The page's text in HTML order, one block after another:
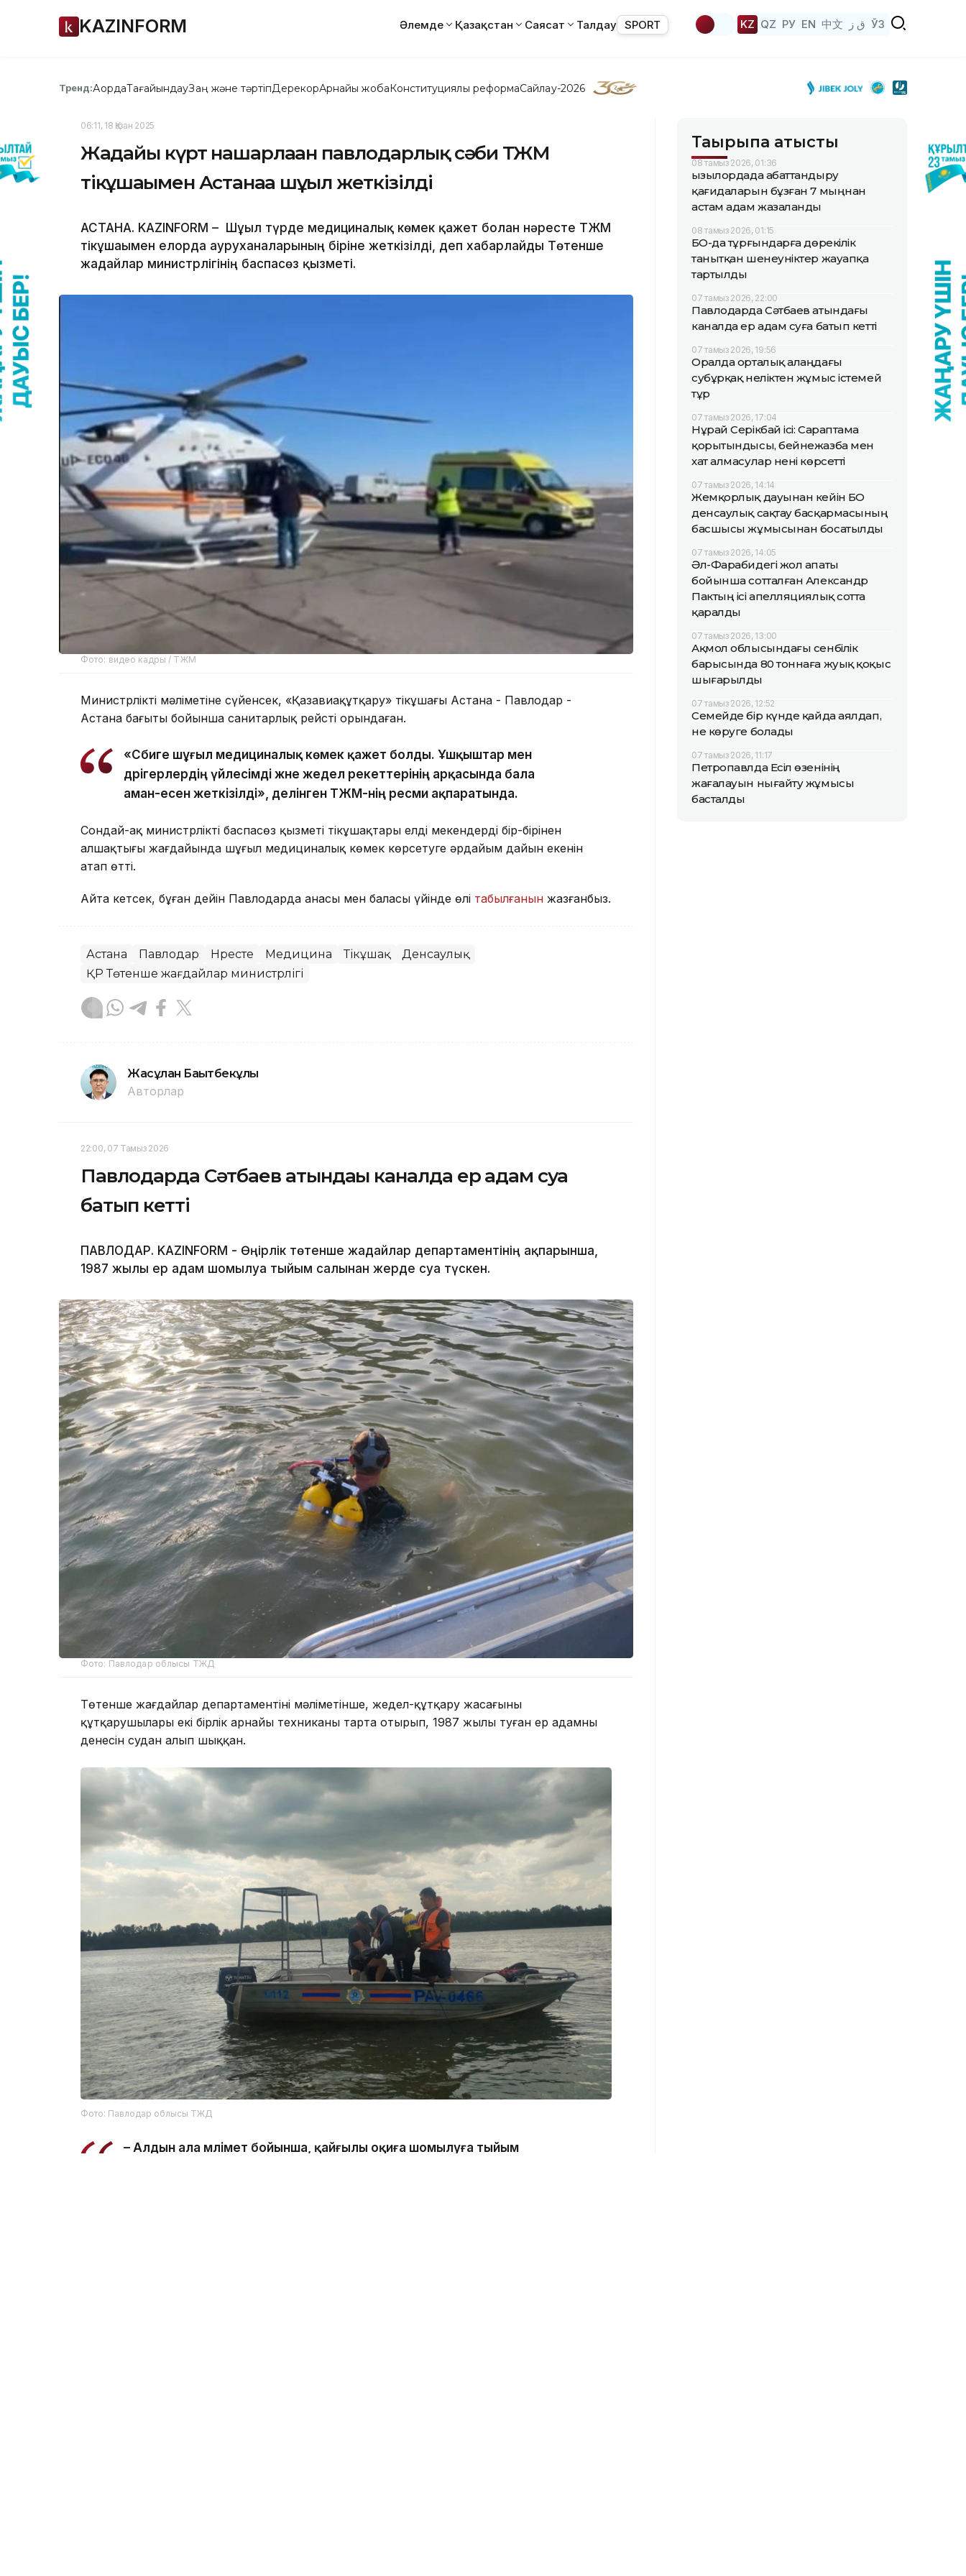
KAZINFORM Әлемде Қазақстан Саясат Талдау SPORT KZ QZ РУ EN 中文 ق ز ЎЗ
Тренд:АқордаТағайындауЗаң және тәртіпДерекқорАрнайы жобаКонституциялық реформаСайлау-2026
06:11, 18 Қазан 2025
Жағдайы күрт нашарлаған павлодарлық сәби ТЖМ
тікұшағымен Астанаға шұғыл жеткізілді
АСТАНА. KAZINFORM – Шұғыл түрде медициналық көмек қажет болған нәресте ТЖМ
тікұшағымен елорда ауруханаларының біріне жеткізілді, деп хабарлайды Төтенше
жағдайлар министрлігінің баспасөз қызметі.
Фото: видео кадры / ТЖМ
Министрліктің мәліметіне сүйенсек, «Қазавиақұтқару» тікұшағы Астана - Павлодар -
Астана бағыты бойынша санитарлық рейсті орындаған.
«Сәбиге шұғыл медициналық көмек қажет болды. Ұшқыштар мен
дәрігерлердің үйлесімді және жедел әрекеттерінің арқасында бала
аман-есен жеткізілді», делінген ТЖМ-нің ресми ақпаратында.
Сондай-ақ министрліктің баспасөз қызметі тікұшақтары елді мекендердің бір-бірінен
алшақтығы жағдайында шұғыл медициналық көмек көрсетуге әрдайым дайын екенін
атап өтті.
Айта кетсек, бұған дейін Павлодарда анасы мен баласы үйінде өлі табылғанын жазғанбыз.
Астана Павлодар Нәресте Медицина Тікұшақ
Денсаулық
ҚР Төтенше жағдайлар министрлігі
Жасұлан Бақытбекұлы
Авторлар
22:00, 07 Тамыз 2026
Павлодарда Сәтбаев атындағы каналда ер адам суға
батып кетті
ПАВЛОДАР. KAZINFORM - Өңірлік төтенше жағдайлар департаментінің ақпарынша,
1987 жылғы ер адам шомылуға тыйым салынған жерде суға түскен.
Фото: Павлодар облысы ТЖД
Төтенше жағдайлар департаментінің мәліметінше, жедел-құтқару жасағының
құтқарушылары екі бірлік арнайы техниканы тарта отырып, 1987 жылы туған ер адамның
денесін судан алып шыққан.
Фото: Павлодар облысы ТЖД
– Алдын ала мәлімет бойынша, қайғылы оқиға шомылуға тыйым
Тақырыпқа қатысты
08 тамыз 2026, 01:36
Қызылордада абаттандыру
қағидаларын бұзған 7 мыңнан
астам адам жазаланды
08 тамыз 2026, 01:15
БҚО-да тұрғындарға дөрекілік
танытқан шенеуніктер жауапқа
тартылды
07 тамыз 2026, 22:00
Павлодарда Сәтбаев атындағы
каналда ер адам суға батып кетті
07 тамыз 2026, 19:56
Оралда орталық алаңдағы
субұрқақ неліктен жұмыс істемей
тұр
07 тамыз 2026, 17:04
Нұрай Серікбай ісі: Сараптама
қорытындысы, бейнежазба мен
хат алмасулар нені көрсетті
07 тамыз 2026, 14:14
Жемқорлық дауынан кейін БҚО
денсаулық сақтау басқармасының
басшысы жұмысынан босатылды
07 тамыз 2026, 14:05
Әл-Фарабидегі жол апаты
бойынша сотталған Александр
Пактың ісі апелляциялық сотта
қаралды
07 тамыз 2026, 13:00
Ақмол облысындағы сенбілік
барысында 80 тоннаға жуық қоқыс
шығарылды
07 тамыз 2026, 12:52
Семейде бір күнде қайда аялдап,
не көруге болады
07 тамыз 2026, 11:17
Петропавлда Есіл өзенінің
жағалауын нығайту жұмысы
басталды